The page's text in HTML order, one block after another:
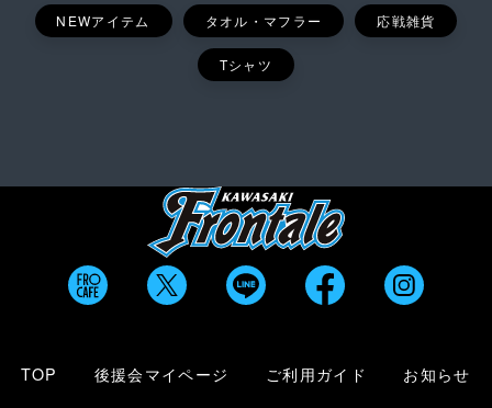
NEWアイテム タオル・マフラー 応戦雑貨
Tシャツ
TOP 後援会マイページ ご利用ガイド お知らせ